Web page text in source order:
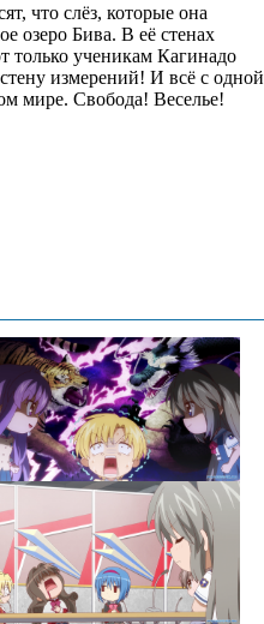
что слёз, которые она
озеро Бива. В её стенах
только ученикам Кагинадо
измерений! И всё с одной
мире. Свобода! Веселье!